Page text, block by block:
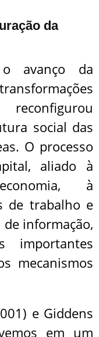
da
avanço da
social das
O processo
aliado à
à
de trabalho e
informação,
importantes
mecanismos
e Giddens
em um